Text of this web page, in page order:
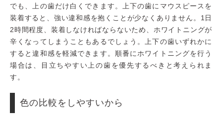
でも、上の歯だけ白くできます。上下の歯にマウスピースを
装着すると、強い違和感を抱くことが少なくありません。1日
2時間程度、装着しなければならないため、ホワイトニングが
辛くなってしまうこともあるでしょう。上下の歯いずれかに
すると違和感を軽減できます。順番にホワイトニングを行う
場合は、目立ちやすい上の歯を優先するべきと考えられま
す。
色の比較をしやすいから